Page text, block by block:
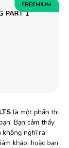
PART 1
FREEMIUM
là một phần thi
Bạn cảm thấy
không nghĩ ra
khảo, hoặc bạn